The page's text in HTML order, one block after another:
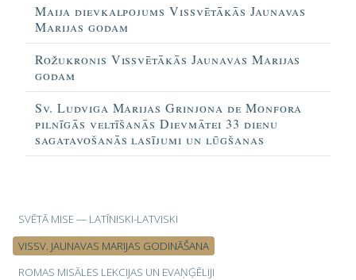
SVĒTĀ MISE — LATĪNISKI-LATVISKI
VISSV. JAUNAVAS MARIJAS GODINĀŠANA
ROMAS MISĀLES LEKCIJAS UN EVAŅĢĒLIJI
Virsraksts
Maija dievkalpojums Vissvētākās Jaunavas
Marijas godam
Rožukronis Vissvētākās Jaunavas Marijas
godam
Sv. Ludviga Marijas Grinjona de Monfora
pilnīgās veltīšanās Dievmātei 33 dienu
sagatavošanās lasījumi un lūgšanas